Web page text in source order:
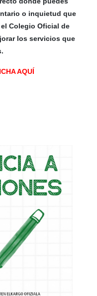
o inquietud que
Colegio Oficial de
los servicios que
AQUÍ